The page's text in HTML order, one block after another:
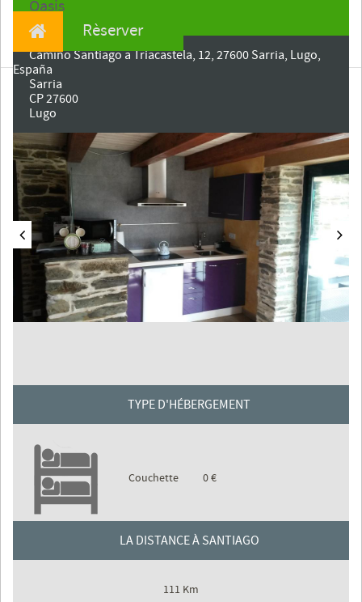
Rèserver
Oasis
Camiño Santiago a Triacastela, 12, 27600 Sarria, Lugo,
España
Sarria
CP 27600
Lugo
TYPE D'HÉBERGEMENT
Couchette 0 €
LA DISTANCE À SANTIAGO
111 Km